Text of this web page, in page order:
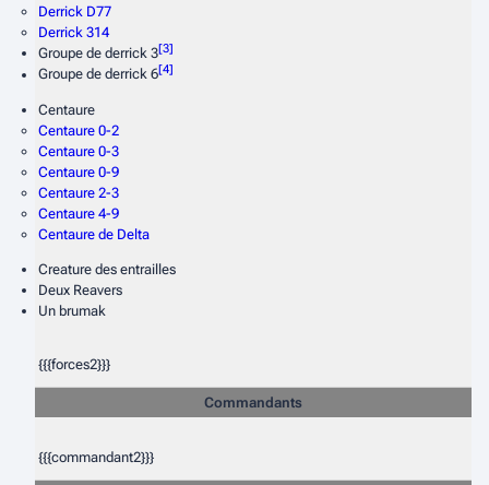
Derrick D77
Derrick 314
Groupe de derrick 3[3]
Groupe de derrick 6[4]
Centaure
Centaure 0-2
Centaure 0-3
Centaure 0-9
Centaure 2-3
Centaure 4-9
Centaure de Delta
Creature des entrailles
Deux Reavers
Un brumak
{{{forces2}}}
Commandants
{{{commandant2}}}